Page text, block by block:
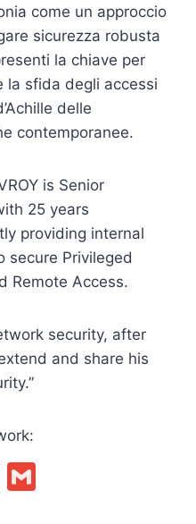
come un approccio
sicurezza robusta
la chiave per
la sfida degli accessi
delle
contemporanee.
is Senior
25 years
providing internal
secure Privileged
Remote Access.
security, after
and share his
C